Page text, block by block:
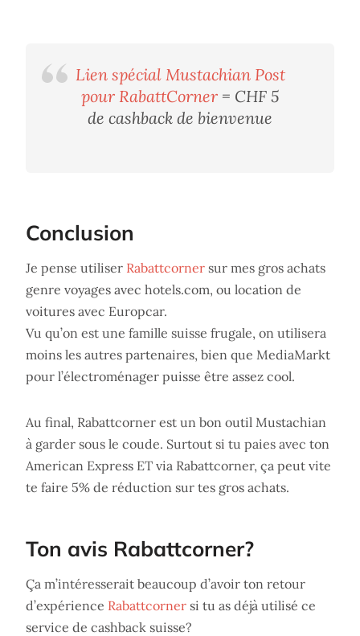
Lien spécial Mustachian Post
pour RabattCorner = CHF 5
de cashback de bienvenue
Conclusion
Je pense utiliser Rabattcorner sur mes gros achats
genre voyages avec hotels.com, ou location de
voitures avec Europcar.
Vu qu’on est une famille suisse frugale, on utilisera
moins les autres partenaires, bien que MediaMarkt
pour l’électroménager puisse être assez cool.
Au final, Rabattcorner est un bon outil Mustachian
à garder sous le coude. Surtout si tu paies avec ton
American Express ET via Rabattcorner, ça peut vite
te faire 5% de réduction sur tes gros achats.
Ton avis Rabattcorner?
Ça m’intéresserait beaucoup d’avoir ton retour
d’expérience Rabattcorner si tu as déjà utilisé ce
service de cashback suisse?